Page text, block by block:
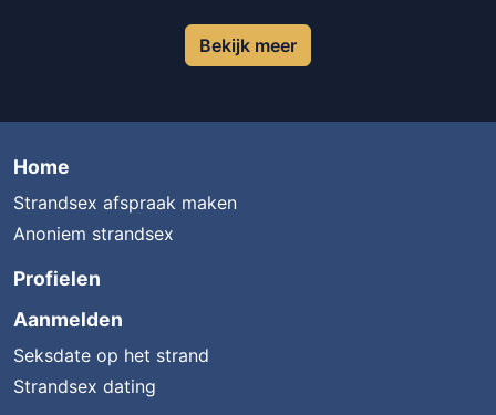
Bekijk meer
Home
Strandsex afspraak maken
Anoniem strandsex
Profielen
Aanmelden
Seksdate op het strand
Strandsex dating